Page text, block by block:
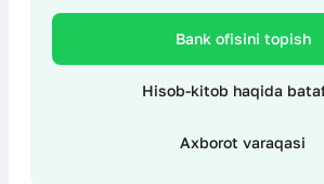
Bank ofisini topish
Hisob-kitob haqida
Axborot varaqasi